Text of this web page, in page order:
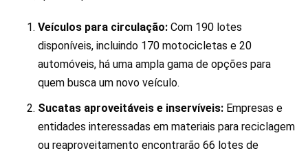
Veículos para circulação: Com 190 lotes
disponíveis, incluindo 170 motocicletas e 20
automóveis, há uma ampla gama de opções para
quem busca um novo veículo.
Sucatas aproveitáveis e inservíveis: Empresas e
entidades interessadas em materiais para reciclagem
ou reaproveitamento encontrarão 66 lotes de